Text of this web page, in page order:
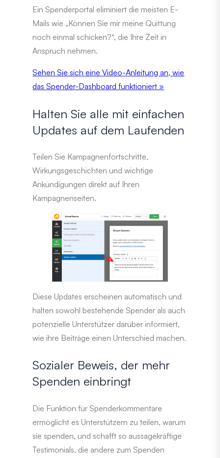
Ein Spenderportal eliminiert die meisten E-
Mails wie „Können Sie mir meine Quittung
noch einmal schicken?“, die Ihre Zeit in
Anspruch nehmen.
Sehen Sie sich eine Video-Anleitung an, wie
das Spender-Dashboard funktioniert »
Halten Sie alle mit einfachen
Updates auf dem Laufenden
Teilen Sie Kampagnenfortschritte,
Wirkungsgeschichten und wichtige
Ankündigungen direkt auf Ihren
Kampagnenseiten.
Diese Updates erscheinen automatisch und
halten sowohl bestehende Spender als auch
potenzielle Unterstützer darüber informiert,
wie ihre Beiträge einen Unterschied machen.
Sozialer Beweis, der mehr
Spenden einbringt
Die Funktion für Spenderkommentare
ermöglicht es Unterstützern zu teilen, warum
sie spenden, und schafft so aussagekräftige
Testimonials, die andere zum Spenden